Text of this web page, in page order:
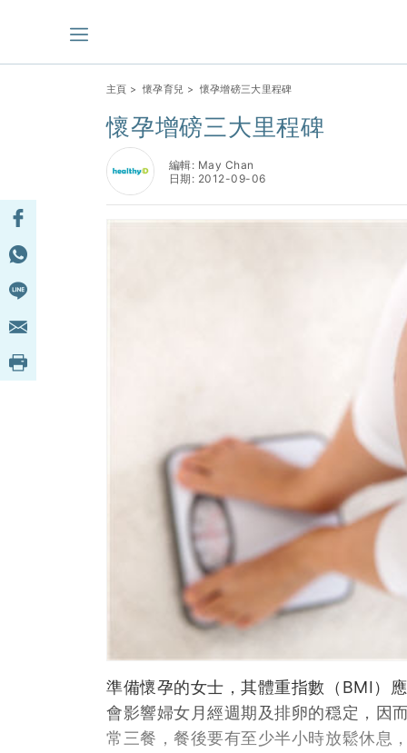
主頁 > 懷孕育兒 > 懷孕增磅三大里程碑
懷孕增磅三大里程碑
編輯: May Chan
日期: 2012-09-06
準備懷孕的女士，其體重指數（BMI）
會影響婦女月經週期及排卵的穏定，因
常三餐，餐後要有至少半小時放鬆休息